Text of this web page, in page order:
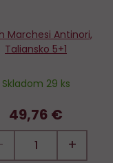
Marchesi Antinori,
Taliansko 5+1
Skladom 29 ks
49,76 €
+